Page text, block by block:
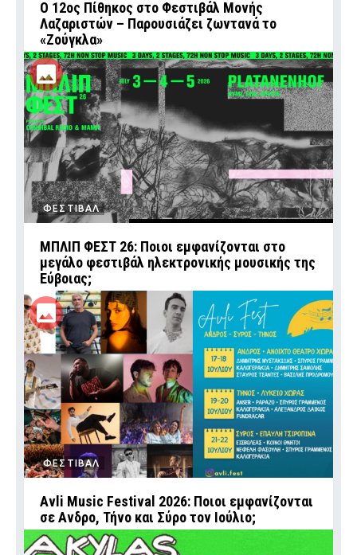
Ο 12ος Πίθηκος στο Φεστιβάλ Μονής
Λαζαριστών – Παρουσιάζει ζωντανά το
«Ζούγκλα»
ΦΕΣΤΙΒΑΛ
ΜΠΛΙΠ ΦΕΣΤ 26: Ποιοι εμφανίζονται στο
μεγάλο φεστιβάλ ηλεκτρονικής μουσικής της
Εύβοιας;
ΦΕΣΤΙΒΑΛ
Avli Music Festival 2026: Ποιοι εμφανίζονται
σε Ανδρο, Τήνο και Σύρο τον Ιούλιο;